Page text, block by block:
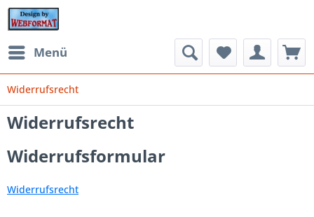
Menü
Widerrufsrecht
Widerrufsrecht
Widerrufsformular
Widerrufsrecht